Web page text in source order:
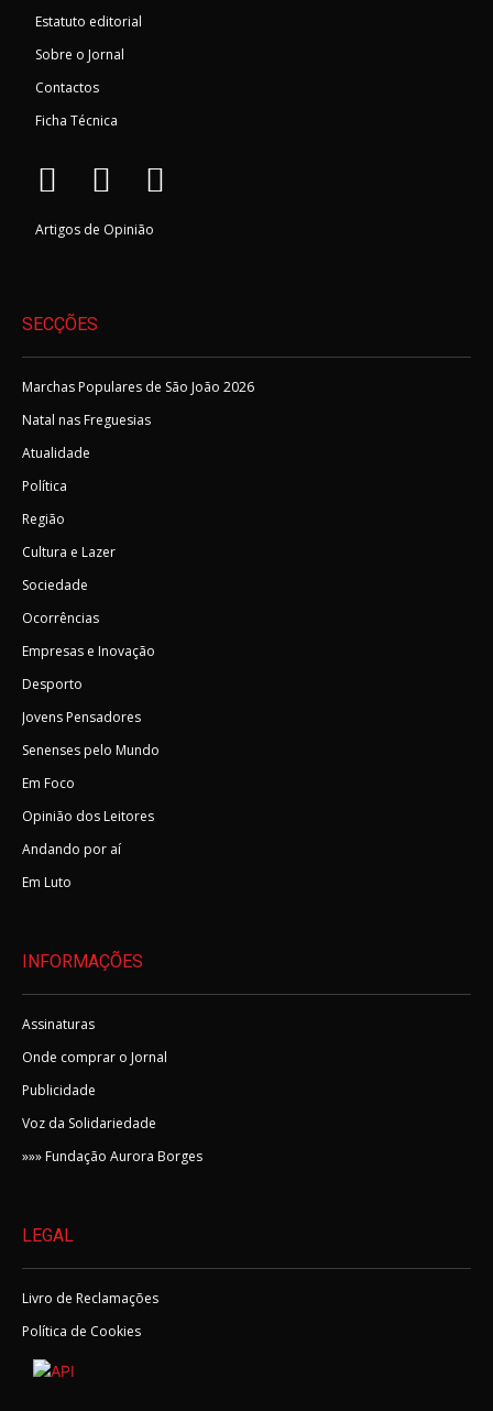
Estatuto editorial
Sobre o Jornal
Contactos
Ficha Técnica
Artigos de Opinião
SECÇÕES
Marchas Populares de São João 2026
Natal nas Freguesias
Atualidade
Política
Região
Cultura e Lazer
Sociedade
Ocorrências
Empresas e Inovação
Desporto
Jovens Pensadores
Senenses pelo Mundo
Em Foco
Opinião dos Leitores
Andando por aí
Em Luto
INFORMAÇÕES
Assinaturas
Onde comprar o Jornal
Publicidade
Voz da Solidariedade
»»» Fundação Aurora Borges
LEGAL
Livro de Reclamações
Política de Cookies